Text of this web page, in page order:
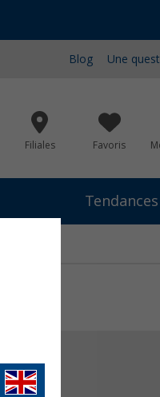
Blog Une
Filiales Favoris
Tendances
€